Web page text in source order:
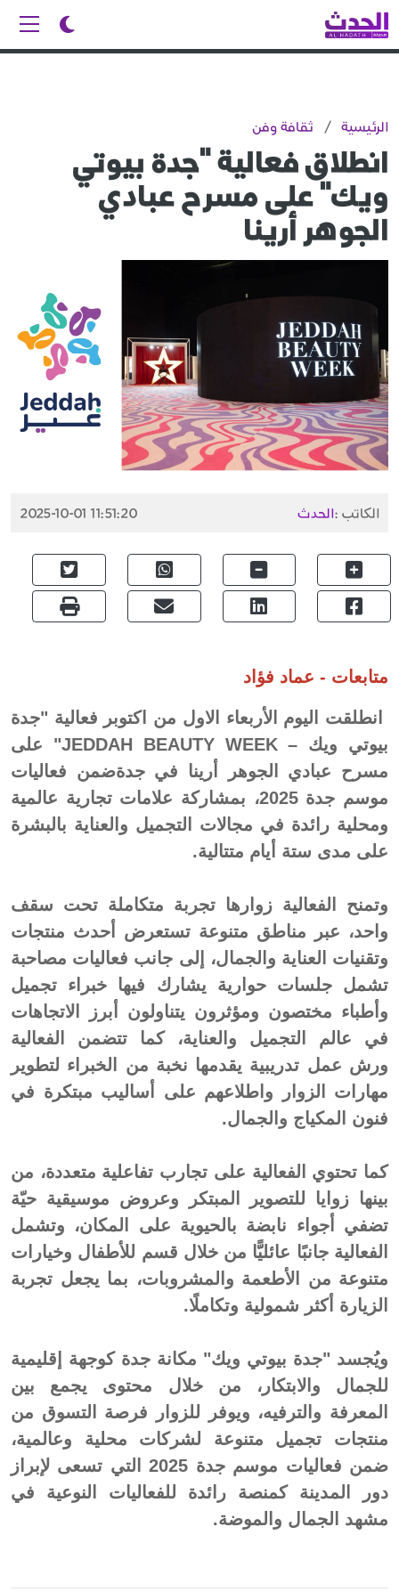
الرئيسية / ثقافة وفن
انطلاق فعالية "جدة بيوتي
ويك" على مسرح عبادي
الجوهر أرينا
الكاتب :الحدث 2025-10-01 11:51:20
متابعات - عماد فؤاد
انطلقت اليوم الأربعاء الاول من اكتوبر فعالية "جدة
بيوتي ويك – JEDDAH BEAUTY WEEK" على
مسرح عبادي الجوهر أرينا في جدةضمن فعاليات
موسم جدة 2025، بمشاركة علامات تجارية عالمية
ومحلية رائدة في مجالات التجميل والعناية بالبشرة
على مدى ستة أيام متتالية.
وتمنح الفعالية زوارها تجربة متكاملة تحت سقف
واحد، عبر مناطق متنوعة تستعرض أحدث منتجات
وتقنيات العناية والجمال، إلى جانب فعاليات مصاحبة
تشمل جلسات حوارية يشارك فيها خبراء تجميل
وأطباء مختصون ومؤثرون يتناولون أبرز الاتجاهات
في عالم التجميل والعناية، كما تتضمن الفعالية
ورش عمل تدريبية يقدمها نخبة من الخبراء لتطوير
مهارات الزوار واطلاعهم على أساليب مبتكرة في
فنون المكياج والجمال.
كما تحتوي الفعالية على تجارب تفاعلية متعددة، من
بينها زوايا للتصوير المبتكر وعروض موسيقية حيّة
تضفي أجواء نابضة بالحيوية على المكان، وتشمل
الفعالية جانبًا عائليًّا من خلال قسم للأطفال وخيارات
متنوعة من الأطعمة والمشروبات، بما يجعل تجربة
الزيارة أكثر شمولية وتكاملًا.
ويُجسد "جدة بيوتي ويك" مكانة جدة كوجهة إقليمية
للجمال والابتكار، من خلال محتوى يجمع بين
المعرفة والترفيه، ويوفر للزوار فرصة التسوق من
منتجات تجميل متنوعة لشركات محلية وعالمية،
ضمن فعاليات موسم جدة 2025 التي تسعى لإبراز
دور المدينة كمنصة رائدة للفعاليات النوعية في
مشهد الجمال والموضة.